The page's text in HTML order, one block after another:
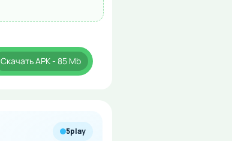
СкачатьAPK- 85 Mb
5play